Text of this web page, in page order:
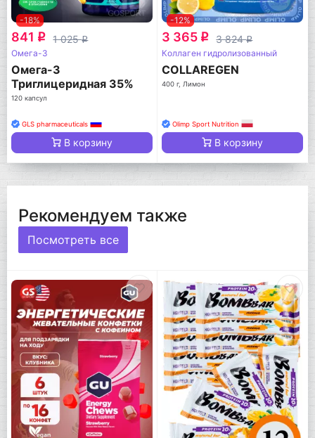
-18%
841 q 1 025q
Омега-3
Омега-3
Триглицеридная 35%
ПНЖК
120 капсул
GLS pharmaceuticals
В корзину
-12%
3 365 q 3 824q
Коллаген гидролизованный
COLLAREGEN
400 г, Лимон
Olimp Sport Nutrition
В корзину
Рекомендуем также
Посмотреть все